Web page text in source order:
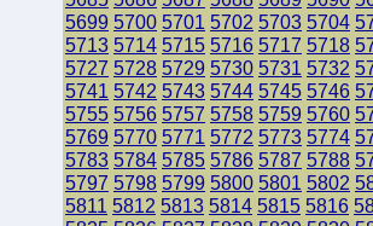
5699 5700 5701 5702 5703 5704
5713 5714 5715 5716 5717 5718
5727 5728 5729 5730 5731 5732
5741 5742 5743 5744 5745 5746
5755 5756 5757 5758 5759 5760
5769 5770 5771 5772 5773 5774
5783 5784 5785 5786 5787 5788
5797 5798 5799 5800 5801 5802
5811 5812 5813 5814 5815 5816